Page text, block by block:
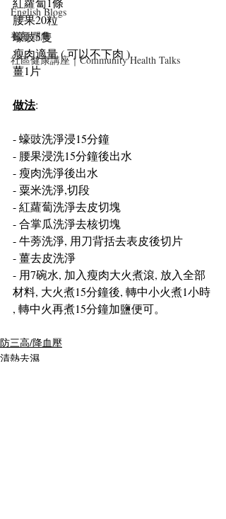
English Blogs
養顏潤膚
社區健康講座｜Community Health Talks
腰果20粒
蠔豉5隻
瘦肉適量 ( 可以不下肉 )
薑1片
做法:
- 蠔豉洗淨浸15分鐘
- 腰果浸洗15分鐘後出水
- 瘦肉洗淨後出水
- 粟米洗淨,切段
- 紅蘿蔔洗淨去皮切塊
- 合掌瓜洗淨去核切塊
- 牛蒡洗淨, 用刀背括去表皮後切片
- 薑去皮洗淨
- 用7碗水, 加入瘦肉大火煮滾, 放入全部
材料, 大火煮15分鐘後, 轉中小火煮1小時
, 轉中火再煮15分鐘加鹽便可。
防三高/降血壓
清熱去濕